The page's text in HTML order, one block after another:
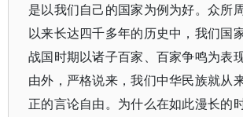
是以我们自己的国家为例为好。众所
以来长达四千多年的历史中，我们国
战国时期以诸子百家、百家争鸣为表
由外，严格说来，我们中华民族就从
正的言论自由。为什么在如此漫长的